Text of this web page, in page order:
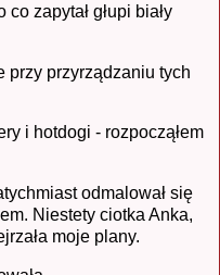
zapytał głupi biały
przy przyrządzaniu tych
i hotdogi - rozpocząłem
odmalował się
Niestety ciotka Anka,
moje plany.